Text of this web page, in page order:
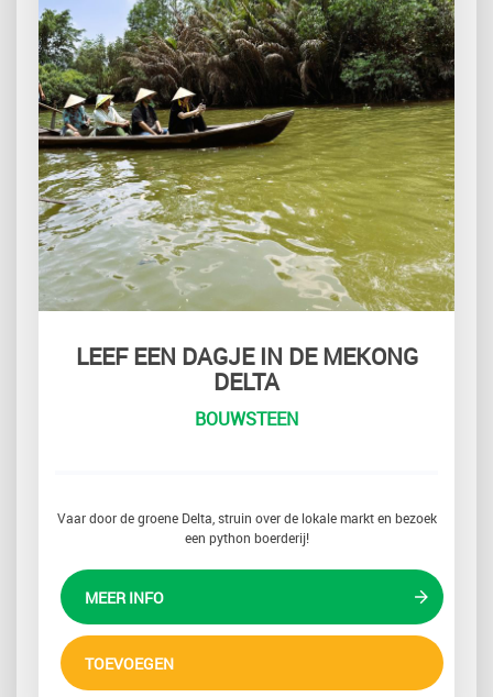
LEEF EEN DAGJE IN DE MEKONG
DELTA
BOUWSTEEN
Vaar door de groene Delta, struin over de lokale markt en bezoek
een python boerderij!
MEER INFO
TOEVOEGEN